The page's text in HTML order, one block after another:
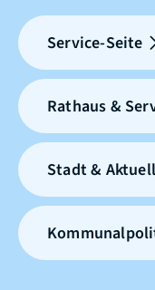
Service-Seite
Rathaus &
Stadt &